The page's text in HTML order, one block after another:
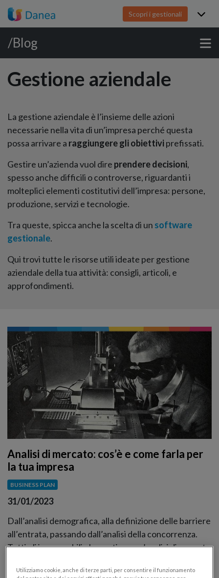
Scopri i gestionali
/Blog
Gestione aziendale
La gestione aziendale è l’insieme delle azioni
necessarie nella vita di un’impresa perché questa
possa arrivare a raggiungere gli obiettiviprefissati.
Gestire un’azienda vuol dire prendere decisioni,
spesso anche difficili o controverse, riguardanti i
molteplici elementi costitutivi dell’impresa: persone,
produzione, servizi e tecnologie.
Tra queste, spicca anche la scelta di un software
gestionale.
Qui trovi tutte le risorse utili ideate per gestione
aziendale della tua attività: consigli, articoli, e
approfondimenti.
Analisi di mercato: cos’è e come farla per
la tua impresa
BUSINESS PLAN
31/01/2023
Dall’analisi demografica, alla definizione delle barriere
all’entrata, passando dall’analisi della concorrenza.
Tutti gli immancabili elementi per un’analisi di mercato
Utilizziamo cookie, anche di terze parti, per consentire il funzionamento